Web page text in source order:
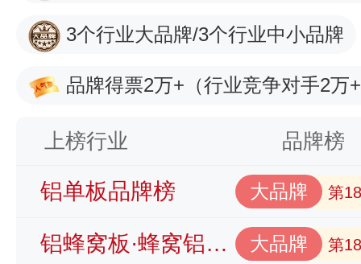
3个行业大品牌/3个行业中小品牌
品牌得票2万+ （行业竞争对手2万
上榜行业 品牌榜
铝单板品牌榜 大品牌 第
铝蜂窝板·蜂窝铝板品牌榜 大品牌 第